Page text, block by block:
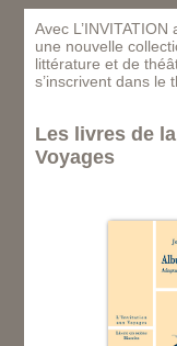
Avec
une nouvelle
littérature et de
s’inscrivent dans le
Les livres de
Voyages